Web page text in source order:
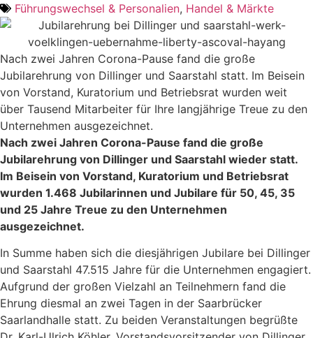
Führungswechsel & Personalien, Handel & Märkte
Nach zwei Jahren Corona-Pause fand die große
Jubilarehrung von Dillinger und Saarstahl statt. Im Beisein
von Vorstand, Kuratorium und Betriebsrat wurden weit
über Tausend Mitarbeiter für Ihre langjährige Treue zu den
Unternehmen ausgezeichnet.
Nach zwei Jahren Corona-Pause fand die große
Jubilarehrung von Dillinger und Saarstahl wieder statt.
Im Beisein von Vorstand, Kuratorium und Betriebsrat
wurden 1.468 Jubilarinnen und Jubilare für 50, 45, 35
und 25 Jahre Treue zu den Unternehmen
ausgezeichnet.
In Summe haben sich die diesjährigen Jubilare bei Dillinger
und Saarstahl 47.515 Jahre für die Unternehmen engagiert.
Aufgrund der großen Vielzahl an Teilnehmern fand die
Ehrung diesmal an zwei Tagen in der Saarbrücker
Saarlandhalle statt. Zu beiden Veranstaltungen begrüßte